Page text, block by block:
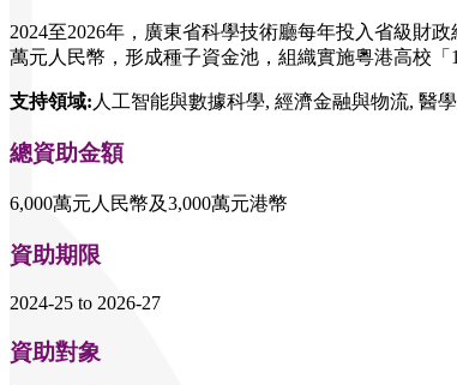
2024至2026年，廣東省科學技術廳每年投入省級財政
萬元人民幣，形成種子資金池，組織實施粵港高校
支持領域:人工智能與數據科學, 經濟金融與物流, 醫
總資助金額
6,000萬元人民幣及3,000萬元港幣
資助期限
2024-25 to 2026-27
資助對象